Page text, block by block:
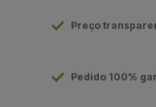
Preço
Pedido 100%